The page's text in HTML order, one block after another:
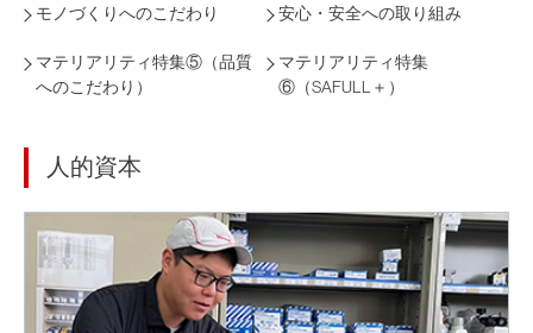
モノづくりへのこだわり 安心・安全への取り組み
マテリアリティ特集⑤（品質
へのこだわり）
マテリアリティ特集
⑥（SAFULL＋）
人的資本